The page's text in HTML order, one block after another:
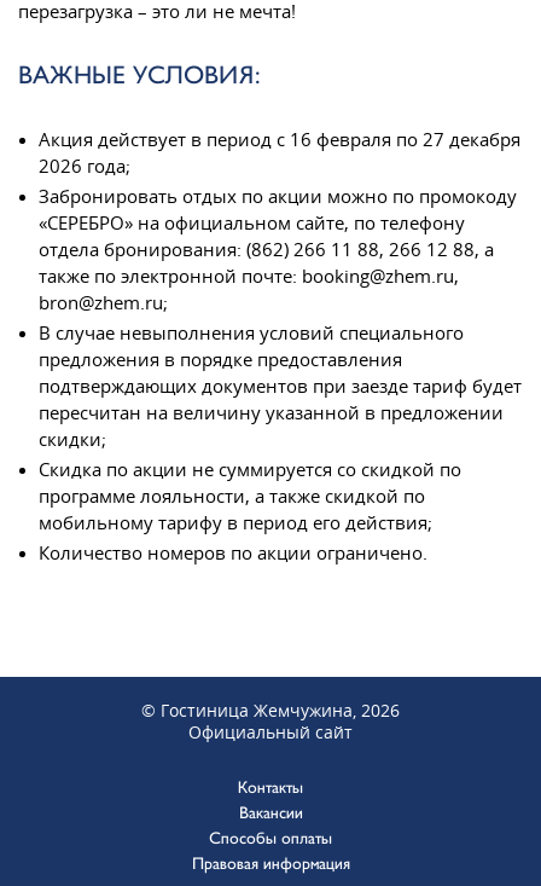
перезагрузка – это ли не мечта!
ВАЖНЫЕ УСЛОВИЯ:
Акция действует в период с 16 февраля по 27 декабря
2026 года;
Забронировать отдых по акции можно по промокоду
«СЕРЕБРО» на официальном сайте, по телефону
отдела бронирования: (862) 266 11 88, 266 12 88, а
также по электронной почте: booking@zhem.ru,
bron@zhem.ru;
В случае невыполнения условий специального
предложения в порядке предоставления
подтверждающих документов при заезде тариф будет
пересчитан на величину указанной в предложении
скидки;
Скидка по акции не суммируется со скидкой по
программе лояльности, а также скидкой по
мобильному тарифу в период его действия;
Количество номеров по акции ограничено.
© Гостиница Жемчужина, 2026
Официальный сайт
Контакты
Вакансии
Способы оплаты
Правовая информация